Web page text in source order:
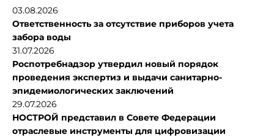
03.08.2026
Ответственность за отсутствие приборов учета
забора воды
31.07.2026
Роспотребнадзор утвердил новый порядок
проведения экспертиз и выдачи санитарно-
эпидемиологических заключений
29.07.2026
НОСТРОЙ представил в Совете Федерации
отраслевые инструменты для цифровизации